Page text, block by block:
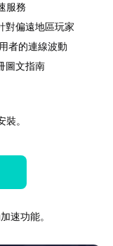
服務
對偏遠地區玩家
者的連線波動
圖文指南
。
速功能。